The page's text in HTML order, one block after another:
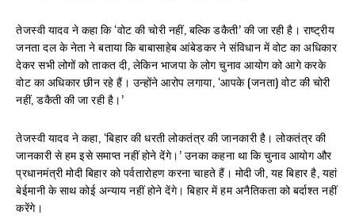
तेजस्वी यादव ने कहा कि ‘वोट की चोरी नहीं, बल्कि डकैती’ की जा रही है। राष्ट्रीय
जनता दल के नेता ने बताया कि बाबासाहेब आंबेडकर ने संविधान में वोट का अधिकार
देकर सभी लोगों को ताकत दी, लेकिन भाजपा के लोग चुनाव आयोग को आगे करके
वोट का अधिकार छीन रहे हैं। उन्होंने आरोप लगाया, ‘आपके (जनता) वोट की चोरी
नहीं, डकैती की जा रही है।’
तेजस्वी यादव ने कहा, ‘बिहार की धरती लोकतंत्र की जानकारी है। लोकतंत्र की
जानकारी से हम इसे समाप्त नहीं होने देंगे।’ उनका कहना था कि चुनाव आयोग और
प्रधानमंत्री मोदी बिहार को पर्वतारोहण करना चाहते हैं। मोदी जी, यह बिहार है, यहां
बेईमानी के साथ कोई अन्याय नहीं होने देंगे। बिहार में हम अनैतिकता को बर्दाश्त नहीं
करेंगे।